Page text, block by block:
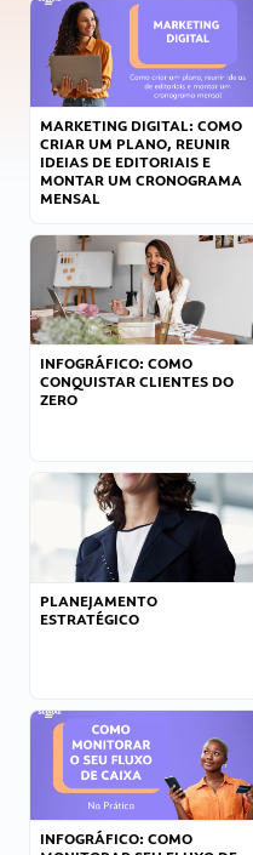
MARKETING DIGITAL: COMO
CRIAR UM PLANO, REUNIR
IDEIAS DE EDITORIAIS E
MONTAR UM CRONOGRAMA
MENSAL
INFOGRÁFICO: COMO
CONQUISTAR CLIENTES DO
ZERO
PLANEJAMENTO
ESTRATÉGICO
INFOGRÁFICO: COMO